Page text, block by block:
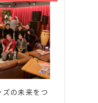
ズの未来をつ